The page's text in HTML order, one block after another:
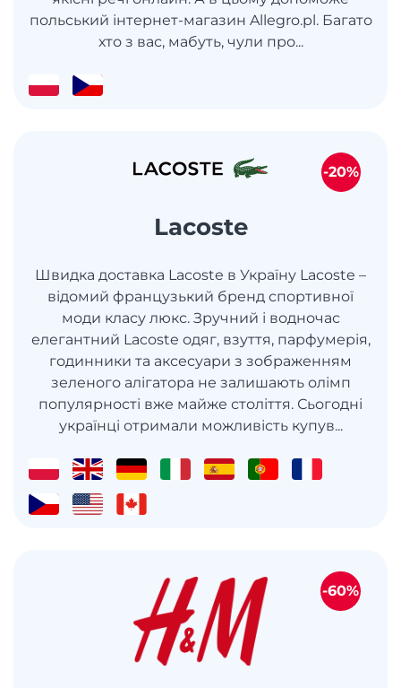
польський інтернет-магазин Allegro.pl. Багато
хто з вас, мабуть, чули про...
Lacoste
Швидка доставка Lacoste в Україну Lacoste –
відомий французький бренд спортивної
моди класу люкс. Зручний і водночас
елегантний Lacoste одяг, взуття, парфумерія,
годинники та аксесуари з зображенням
зеленого алігатора не залишають олімп
популярності вже майже століття. Сьогодні
українці отримали можливість купув...
-20%
-60%